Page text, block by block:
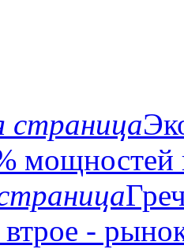
страница
втрое -